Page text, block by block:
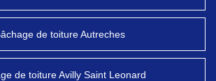
de toiture Autreches
de toiture Avilly Saint Leonard